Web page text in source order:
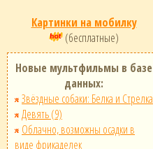
Картинки на мобилку
(бесплатные)
Новые мультфильмы в базе
данных:
Звёздные собаки: Белка и Стрелка
Девять (9)
Облачно, возможны осадки в
виде фрикаделек